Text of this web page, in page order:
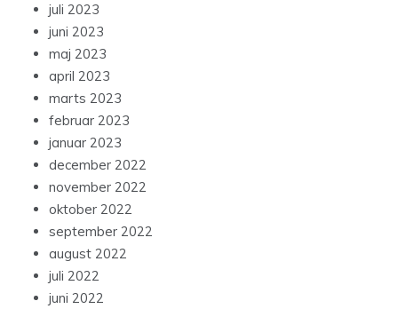
juli 2023
juni 2023
maj 2023
april 2023
marts 2023
februar 2023
januar 2023
december 2022
november 2022
oktober 2022
september 2022
august 2022
juli 2022
juni 2022